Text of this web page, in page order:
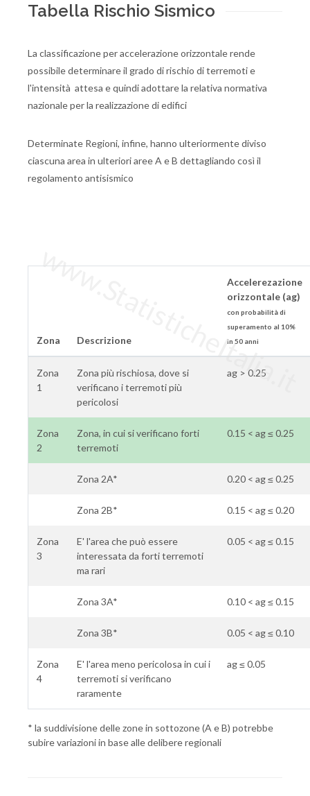
Tabella Rischio Sismico
La classificazione per accelerazione orizzontale rende
possibile determinare il grado di rischio di terremoti e
l'intensità attesa e quindi adottare la relativa normativa
nazionale per la realizzazione di edifici
Determinate Regioni, infine, hanno ulteriormente diviso
ciascuna area in ulteriori aree A e B dettagliando così il
regolamento antisismico
Zona Descrizione
Accelerezazione
orizzontale (ag)
con probabilità di
superamento al 10%
in 50 anni
Zona
1
Zona più rischiosa, dove si
verificano i terremoti più
pericolosi
ag > 0.25
Zona
2
Zona, in cui si verificano forti
terremoti
0.15 < ag ≤ 0.25
Zona 2A* 0.20 < ag ≤ 0.25
Zona 2B* 0.15 < ag ≤ 0.20
Zona
3
E' l'area che può essere
interessata da forti terremoti
ma rari
0.05 < ag ≤ 0.15
Zona 3A* 0.10 < ag ≤ 0.15
Zona 3B* 0.05 < ag ≤ 0.10
Zona
4
E' l'area meno pericolosa in cui i
terremoti si verificano
raramente
ag ≤ 0.05
www.StatisticheItalia.it
* la suddivisione delle zone in sottozone (A e B) potrebbe
subire variazioni in base alle delibere regionali